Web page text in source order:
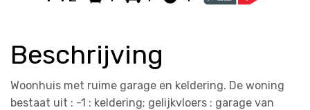
Beschrijving
Woonhuis met ruime garage en keldering. De woning
bestaat uit : -1 : keldering; gelijkvloers : garage van